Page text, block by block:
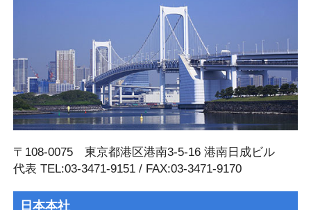
〒108-0075 東京都港区港南3-5-16 港南⽇成ビル
代表 TEL:03-3471-9151 / FAX:03-3471-9170
日本本社